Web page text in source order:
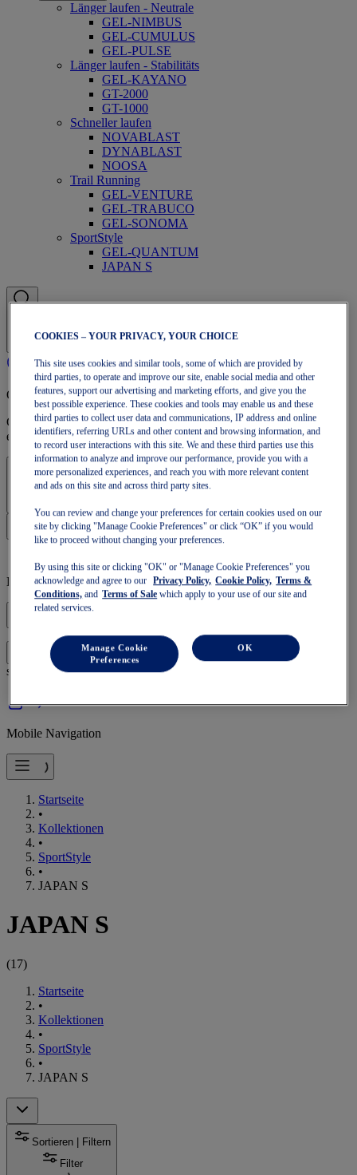
Länger laufen - Neutrale
GEL-NIMBUS
GEL-CUMULUS
GEL-PULSE
Länger laufen - Stabilitäts
GEL-KAYANO
GT-2000
GT-1000
Schneller laufen
NOVABLAST
DYNABLAST
NOOSA
Trail Running
GEL-VENTURE
GEL-TRABUCO
GEL-SONOMA
SportStyle
GEL-QUANTUM
JAPAN S
OneASICS™-Mitgliedschaft
Genieße kostenlosen Versand, kostenlose Rücksendungen,
exklusive Rabatte und mehr – mit den OneASICS™-Vorteilen.
Anmelden | Konto erstellen
Leerer Warenkorb
Anmelden
mit deinem Warenkorb fortfahren oder einen neuen
starten.
Mobile Navigation
Startseite
•
Kollektionen
•
SportStyle
•
JAPAN S
JAPAN S
(17)
Startseite
•
Kollektionen
•
SportStyle
•
JAPAN S
Sortieren | Filtern
Filter
COOKIES – YOUR PRIVACY, YOUR CHOICE
This site uses cookies and similar tools, some of which are provided by
third parties, to operate and improve our site, enable social media and other
features, support our advertising and marketing efforts, and give you the
best possible experience. These cookies and tools may enable us and these
third parties to collect user data and communications, IP address and online
identifiers, referring URLs and other content and browsing information, and
to record user interactions with this site. We and these third parties use this
information to analyze and improve our performance, provide you with a
more personalized experiences, and reach you with more relevant content
and ads on this site and across third party sites.
You can review and change your preferences for certain cookies used on our
site by clicking "Manage Cookie Preferences" or click “OK” if you would
like to proceed without changing your preferences.
By using this site or clicking "OK" or "Manage Cookie Preferences" you
acknowledge and agree to our
Privacy Policy, Cookie Policy, Terms &
Conditions, and Terms of Sale which apply to your use of our site and
related services.
Manage Cookie
Preferences
OK